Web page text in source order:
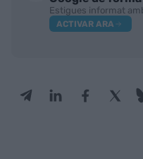
Estigues informat
ACTIVAR ARA